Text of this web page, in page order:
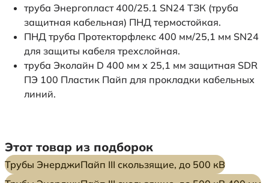
труба Энергопласт 400/25.1 SN24 ТЗК (труба
защитная кабельная) ПНД термостойкая.
ПНД труба Протекторфлекс 400 мм/25,1 мм SN24
для защиты кабеля трехслойная.
труба Эколайн D 400 мм x 25,1 мм защитная SDR
ПЭ 100 Пластик Пайп для прокладки кабельных
линий.
Этот товар из подборок
Трубы ЭнерджиПайп III скользящие, до 500 кВ